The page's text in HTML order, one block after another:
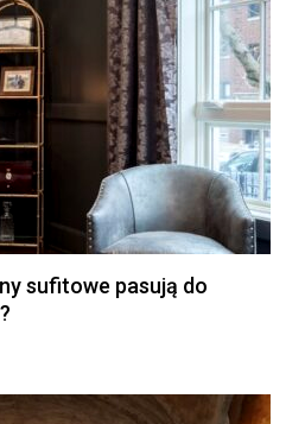
sufitowe pasują do